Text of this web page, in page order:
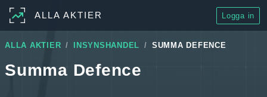
ALLA AKTIER Logga in
ALLA AKTIER INSYNSHANDEL SUMMA DEFENCE
Summa Defence